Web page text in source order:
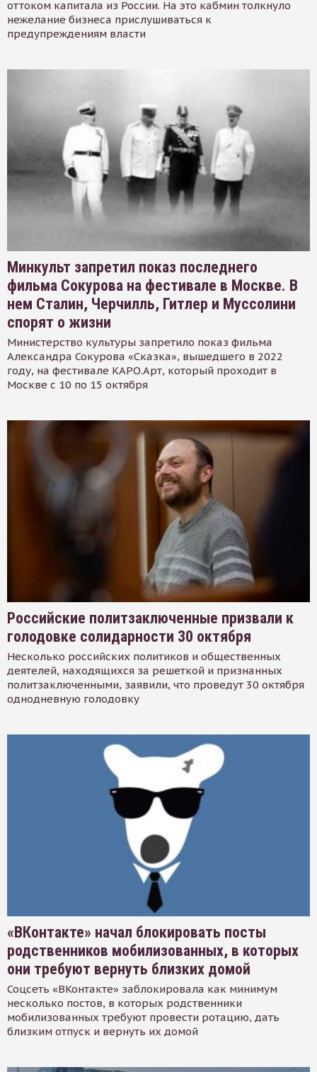
оттоком капитала из России. На это кабмин толкнуло
нежелание бизнеса прислушиваться к
предупреждениям власти
Минкульт запретил показ последнего
фильма Сокурова на фестивале в Москве. В
нем Сталин, Черчилль, Гитлер и Муссолини
спорят о жизни
Министерство культуры запретило показ фильма
Александра Сокурова «Сказка», вышедшего в 2022
году, на фестивале КАРО.Арт, который проходит в
Москве с 10 по 15 октября
Российские политзаключенные призвали к
голодовке солидарности 30 октября
Несколько российских политиков и общественных
деятелей, находящихся за решеткой и признанных
политзаключенными, заявили, что проведут 30 октября
однодневную голодовку
«ВКонтакте» начал блокировать посты
родственников мобилизованных, в которых
они требуют вернуть близких домой
Соцсеть «ВКонтакте» заблокировала как минимум
несколько постов, в которых родственники
мобилизованных требуют провести ротацию, дать
близким отпуск и вернуть их домой